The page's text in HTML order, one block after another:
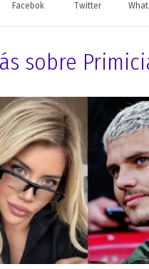
Facebok Twitter
sobre